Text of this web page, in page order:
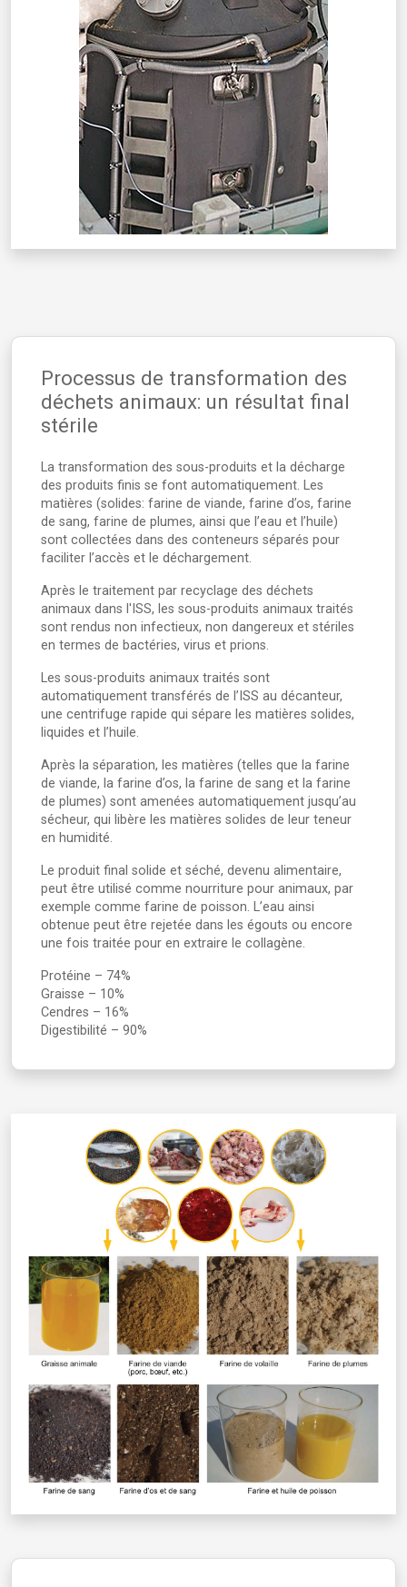
Processus de transformation des
déchets animaux: un résultat final
stérile
La transformation des sous-produits et la décharge
des produits finis se font automatiquement. Les
matières (solides: farine de viande, farine d’os, farine
de sang, farine de plumes, ainsi que l’eau et l’huile)
sont collectées dans des conteneurs séparés pour
faciliter l’accès et le déchargement.
Après le traitement par recyclage des déchets
animaux dans l'ISS, les sous-produits animaux traités
sont rendus non infectieux, non dangereux et stériles
en termes de bactéries, virus et prions.
Les sous-produits animaux traités sont
automatiquement transférés de l’ISS au décanteur,
une centrifuge rapide qui sépare les matières solides,
liquides et l’huile.
Après la séparation, les matières (telles que la farine
de viande, la farine d’os, la farine de sang et la farine
de plumes) sont amenées automatiquement jusqu’au
sécheur, qui libère les matières solides de leur teneur
en humidité.
Le produit final solide et séché, devenu alimentaire,
peut être utilisé comme nourriture pour animaux, par
exemple comme farine de poisson. L’eau ainsi
obtenue peut être rejetée dans les égouts ou encore
une fois traitée pour en extraire le collagène.
Protéine – 74%
Graisse – 10%
Cendres – 16%
Digestibilité – 90%